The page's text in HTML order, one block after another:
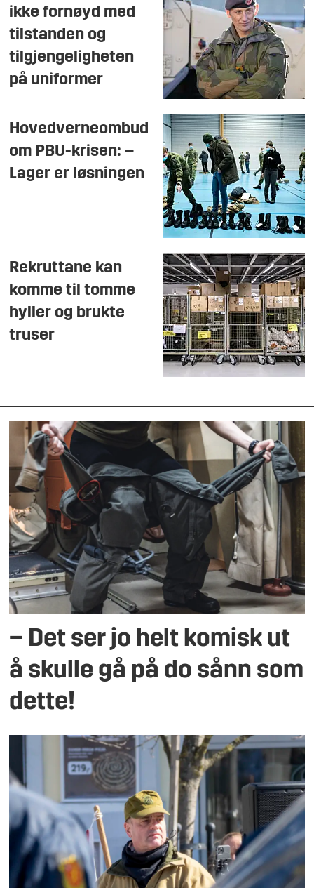
ikke fornøyd med
tilstanden og
tilgjengeligheten
på uniformer
Hovedverneombud
om PBU-krisen: –
Lager er løsningen
Rekruttane kan
komme til tomme
hyller og brukte
truser
– Det ser jo helt komisk ut
å skulle gå på do sånn som
dette!